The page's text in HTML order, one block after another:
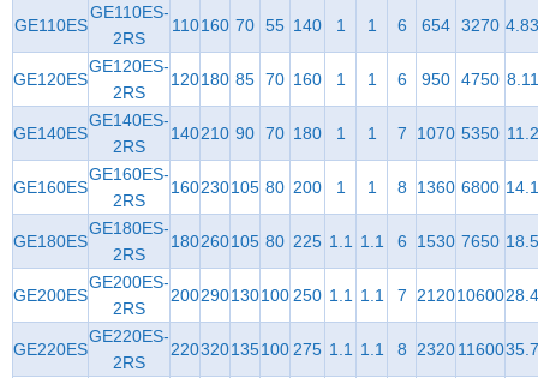
GE110ES
GE110ES-
2RS
110160 70 55 140 1 1 6 654 3270
GE120ES
GE120ES-
2RS
120180 85 70 160 1 1 6 950 4750
GE140ES
GE140ES-
2RS
140210 90 70 180 1 1 7 1070 5350
GE160ES
GE160ES-
2RS
160230105 80 200 1 1 8 1360 6800
GE180ES
GE180ES-
2RS
180260105 80 225 1.1 1.1 6 1530 7650
GE200ES
GE200ES-
2RS
200290130100 250 1.1 1.1 7 212010600
GE220ES
GE220ES-
2RS
220320135100 275 1.1 1.1 8 232011600